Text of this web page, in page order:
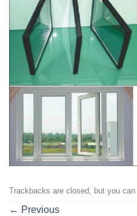
Trackbacks are closed, but you can
← Previous